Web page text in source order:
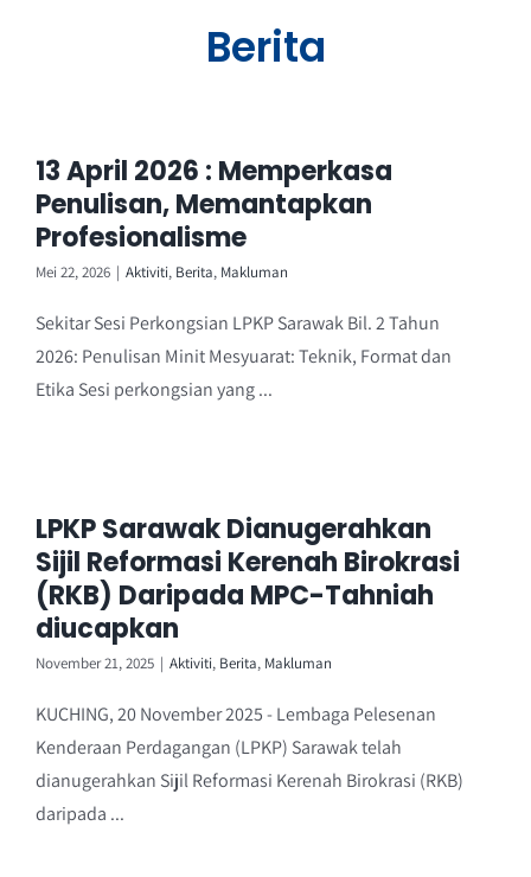
Warga LPKP
Berita
13 April 2026 : Memperkasa
Penulisan, Memantapkan
Profesionalisme
Mei 22, 2026 | Aktiviti, Berita, Makluman
Sekitar Sesi Perkongsian LPKP Sarawak Bil. 2 Tahun
2026: Penulisan Minit Mesyuarat: Teknik, Format dan
Etika Sesi perkongsian yang ...
LPKP Sarawak Dianugerahkan
Sijil Reformasi Kerenah Birokrasi
(RKB) Daripada MPC-Tahniah
diucapkan
November 21, 2025 | Aktiviti, Berita, Makluman
KUCHING, 20 November 2025 - Lembaga Pelesenan
Kenderaan Perdagangan (LPKP) Sarawak telah
dianugerahkan Sijil Reformasi Kerenah Birokrasi (RKB)
daripada ...